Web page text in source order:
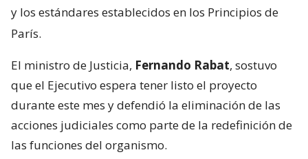
y los estándares establecidos en los Principios de
París.
El ministro de Justicia, Fernando Rabat, sostuvo
que el Ejecutivo espera tener listo el proyecto
durante este mes y defendió la eliminación de las
acciones judiciales como parte de la redefinición de
las funciones del organismo.